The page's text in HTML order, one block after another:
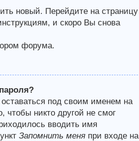
новый. Перейдите на страницу
и скоро Вы снова
форума.
под своим именем на
чтобы никто другой не смог
вводить имя
Запомнить меняпри входе на